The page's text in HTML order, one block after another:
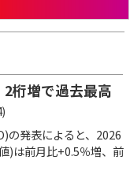
2桁増で過去最高
の発表によると、2026
)は前月比+0.5％増、前